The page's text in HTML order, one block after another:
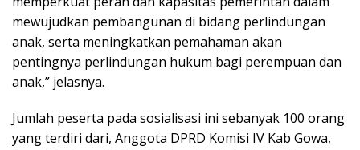
mewujudkan pembangunan di bidang perlindungan
anak, serta meningkatkan pemahaman akan
pentingnya perlindungan hukum bagi perempuan dan
anak,” jelasnya.
Jumlah peserta pada sosialisasi ini sebanyak 100 orang
yang terdiri dari, Anggota DPRD Komisi IV Kab Gowa,